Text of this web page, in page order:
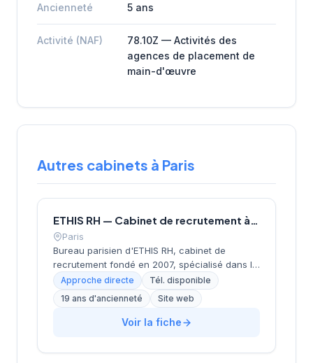
Ancienneté 5 ans
Activité (NAF)
78.10Z — Activités des
agences de placement de
main-d'œuvre
Autres cabinets à Paris
ETHIS RH — Cabinet de recrutement à Paris
Paris
Bureau parisien d'ETHIS RH, cabinet de
recrutement fondé en 2007, spécialisé dans le
conseil en ressources humaines, le
recrutement de cadres et dirigeants, le
coaching et l'outplacement. Situé au 16 rue de
Monceau dans le 8e arrondissement de Paris,
Approche directe
Tél. disponible
19 ans d'ancienneté
Site web
Voir la fiche